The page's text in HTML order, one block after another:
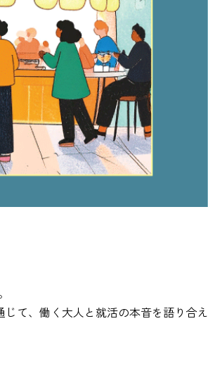
て、働く大人と就活の本音を語り合え